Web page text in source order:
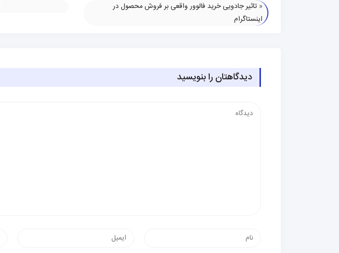
« تاثیر جادویی خرید فالوور واقعی بر فروش محصول در
اینستاگرام
دیدگاهتان را بنویسید